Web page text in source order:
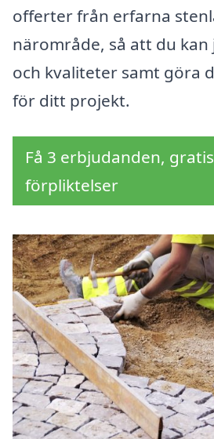
offerter från erfarna
närområde, så att du
och kvaliteter samt göra
för ditt projekt.
Få 3 erbjudanden,
förpliktelser